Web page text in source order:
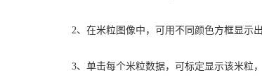
2、在米粒图像中，可用不同颜色方框显示出
3、单击每个米粒数据，可标定显示该米粒，